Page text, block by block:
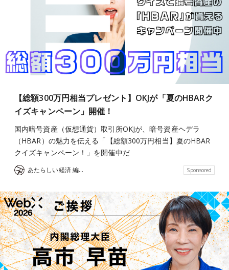
【総額300万円相当プレゼント】OKJが「夏のHBARク
イズキャンペーン」開催！
国内暗号資産（仮想通貨）取引所OKJが、暗号資産ヘデラ
（HBAR）の魅力を伝える「【総額300万円相当】夏のHBAR
クイズキャンペーン！」を開催中だ
あたらしい経済 編集部 Sponsored